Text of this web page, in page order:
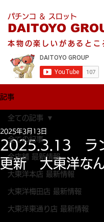
パチンコ ＆ スロット
DAITOYO
本物の楽しいがあるとこ
記事
全ての記事
全店舗 最新情報
大東洋本店 最新情報
大東洋梅田店 最新情報
大東洋東通り店 最新情報
全ての記事
2025.3.13 ラ
更新 大東洋な
2025年3月13日